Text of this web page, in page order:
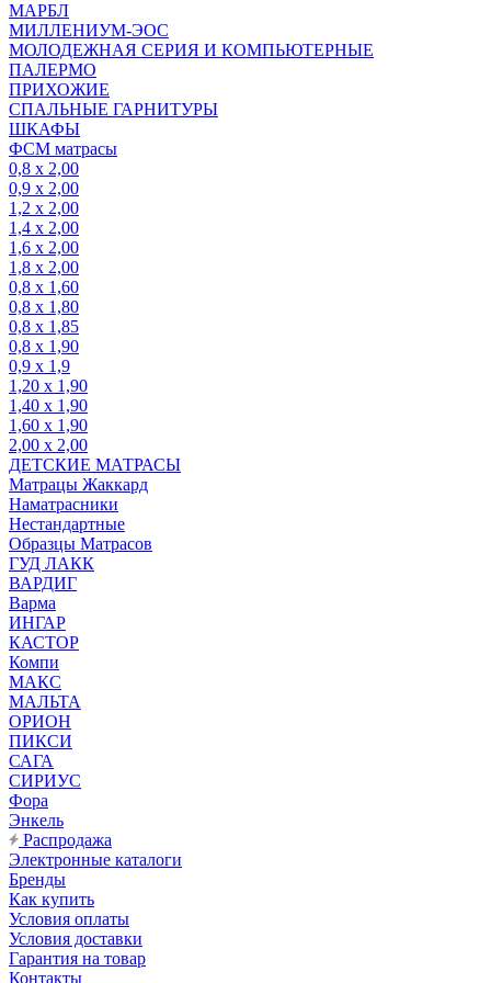
МАРБЛ
МИЛЛЕНИУМ-ЭОС
МОЛОДЕЖНАЯ СЕРИЯ И КОМПЬЮТЕРНЫЕ
ПАЛЕРМО
ПРИХОЖИЕ
СПАЛЬНЫЕ ГАРНИТУРЫ
ШКАФЫ
ФСМ матрасы
0,8 х 2,00
0,9 х 2,00
1,2 х 2,00
1,4 х 2,00
1,6 х 2,00
1,8 х 2,00
0,8 х 1,60
0,8 х 1,80
0,8 х 1,85
0,8 х 1,90
0,9 х 1,9
1,20 х 1,90
1,40 х 1,90
1,60 х 1,90
2,00 х 2,00
ДЕТСКИЕ МАТРАСЫ
Матрацы Жаккард
Наматрасники
Нестандартные
Образцы Матрасов
ГУД ЛАКК
ВАРДИГ
Варма
ИНГАР
КАСТОР
Компи
МАКС
МАЛЬТА
ОРИОН
ПИКСИ
САГА
СИРИУС
Фора
Энкель
Распродажа
Электронные каталоги
Бренды
Как купить
Условия оплаты
Условия доставки
Гарантия на товар
Контакты